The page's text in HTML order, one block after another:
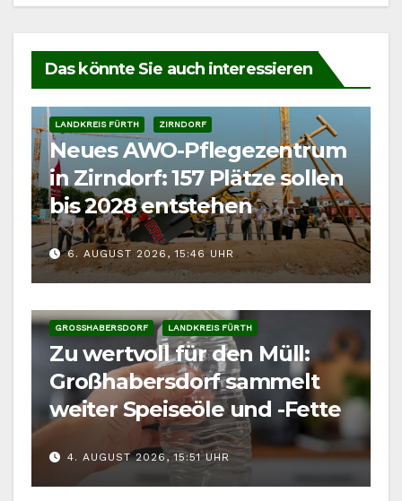
Das könnte Sie auch interessieren
LANDKREIS FÜRTH ZIRNDORF
Neues AWO-Pflegezentrum
in Zirndorf: 157 Plätze sollen
bis 2028 entstehen
6. AUGUST 2026, 15:46 UHR
GROSSHABERSDORF LANDKREIS FÜRTH
Zu wertvoll für den Müll:
Großhabersdorf sammelt
weiter Speiseöle und -Fette
4. AUGUST 2026, 15:51 UHR